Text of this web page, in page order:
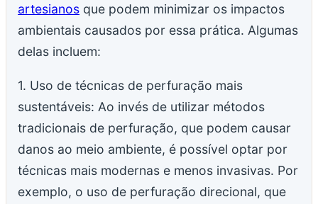
artesianos que podem minimizar os impactos
ambientais causados por essa prática. Algumas
delas incluem:
1. Uso de técnicas de perfuração mais
sustentáveis: Ao invés de utilizar métodos
tradicionais de perfuração, que podem causar
danos ao meio ambiente, é possível optar por
técnicas mais modernas e menos invasivas. Por
exemplo, o uso de perfuração direcional, que